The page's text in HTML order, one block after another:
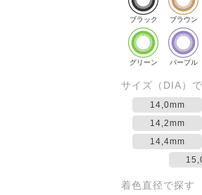
ブラック ブラウン
グリーン パープル
サイズ（DIA）
14,0mm
14,2mm
14,4mm
着色直径で探す